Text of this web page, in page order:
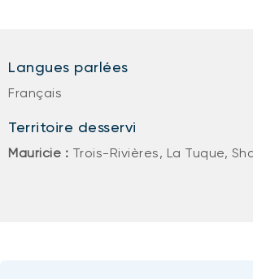
Langues parlées
Français
Territoire desservi
Mauricie : Trois-Rivières, La Tuque,